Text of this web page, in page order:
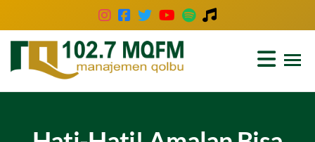
MQFM
–
Indonesia